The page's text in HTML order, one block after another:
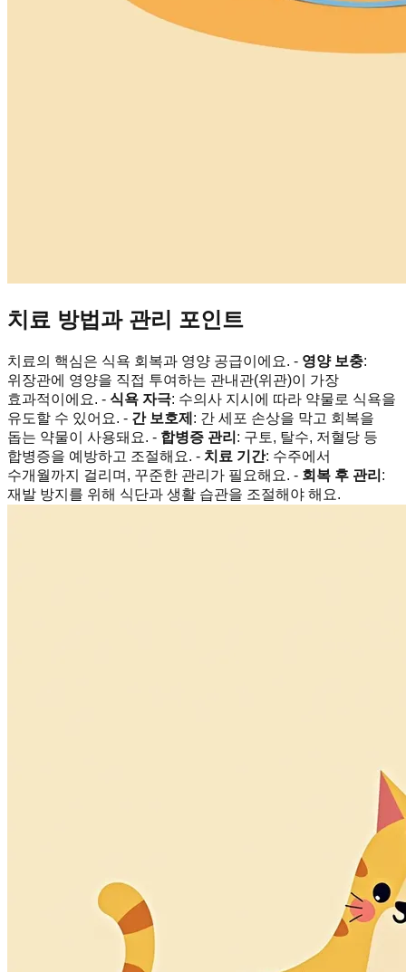
치료 방법과 관리 포인트
치료의 핵심은 식욕 회복과 영양 공급이에요. - 영양 보충:
위장관에 영양을 직접 투여하는 관내관(위관)이 가장
효과적이에요. - 식욕 자극: 수의사 지시에 따라 약물로 식욕을
유도할 수 있어요. - 간 보호제 : 간 세포 손상을 막고 회복을
돕는 약물이 사용돼요. - 합병증 관리 : 구토, 탈수, 저혈당 등
합병증을 예방하고 조절해요. - 치료 기간: 수주에서
수개월까지 걸리며, 꾸준한 관리가 필요해요. - 회복 후 관리 :
재발 방지를 위해 식단과 생활 습관을 조절해야 해요.